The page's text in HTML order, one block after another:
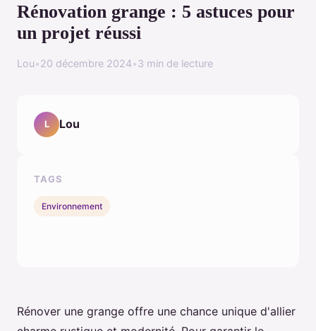
Rénovation grange : 5 astuces pour
un projet réussi
Lou•20 décembre 2024•3 min de lecture
Rénover une grange offre une chance unique d'allier
L Lou
TAGS
Environnement